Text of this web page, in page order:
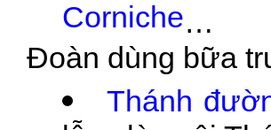
Corniche…
Đoàn dùng bữa
Thánh